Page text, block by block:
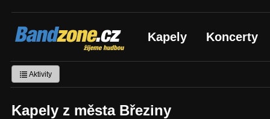
Bandzone.cz
žijeme hudbou Kapely Koncerty
Aktivity
Kapely z města Březiny